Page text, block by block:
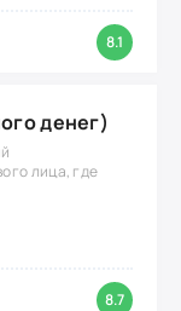
8.1
денег)
лица, где
8.7